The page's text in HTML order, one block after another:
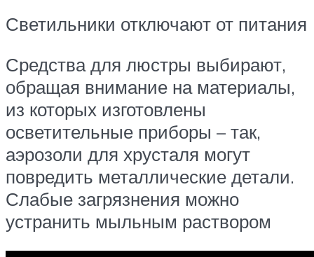
Светильники отключают от питания
Средства для люстры выбирают,
обращая внимание на материалы,
из которых изготовлены
осветительные приборы – так,
аэрозоли для хрусталя могут
повредить металлические детали.
Слабые загрязнения можно
устранить мыльным раствором